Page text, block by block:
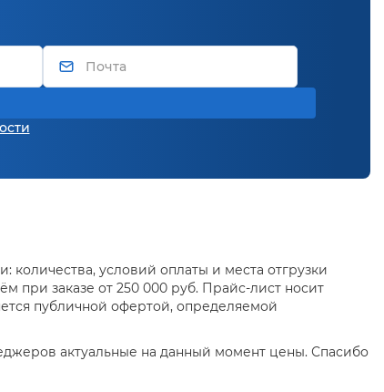
количества, условий оплаты и места отгрузки
при заказе от 250 000 руб. Прайс-лист носит
публичной офертой, определяемой
актуальные на данный момент цены. Спасибо